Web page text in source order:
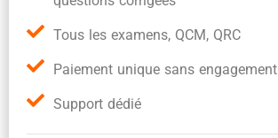
Tous les examens, QCM, QRC
Paiement unique sans engagement
Support dédié